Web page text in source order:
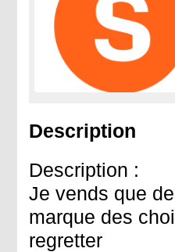
Description
Description :
Je vends que
marque des
regretter